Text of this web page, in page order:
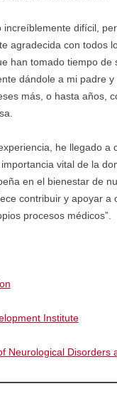
increíblemente difícil,
agradecida con todos
han tomado tiempo de
dándole a mi padre
más, o hasta años,
he llegado a
vital de la
en el bienestar de
contribuir y apoyar a
procesos médicos”.
Institute
Neurological Disorders